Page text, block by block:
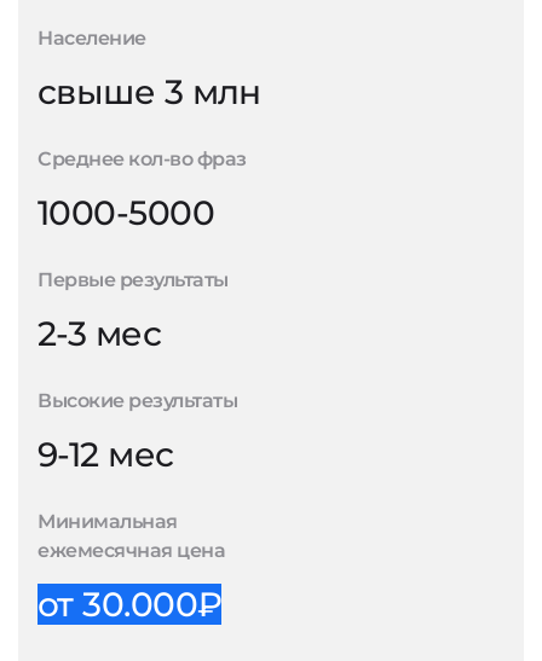
Население
свыше 3 млн
Среднее кол-во фраз
1000-5000
Первые результаты
2-3 мес
Высокие результаты
9-12 мес
Минимальная
ежемесячная цена
от 30.000₽